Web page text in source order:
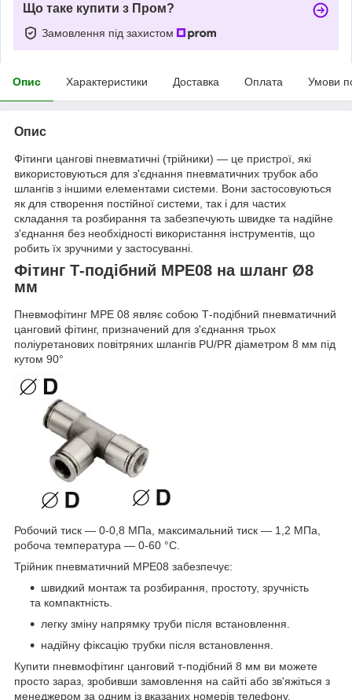
Що таке купити з Пром?
Замовлення під захистом
Опис Характеристики Доставка Оплата Умови
Опис
Фітинги цангові пневматичні (трійники) — це пристрої, які
використовуються для з'єднання пневматичних трубок або
шлангів з іншими елементами системи. Вони застосовуються
як для створення постійної системи, так і для частих
складання та розбирання та забезпечують швидке та надійне
з'єднання без необхідності використання інструментів, що
робить їх зручними у застосуванні.
Фітинг Т-подібний МРЕ08 на шланг Ø8
мм
Пневмофітинг МРЕ 08 являє собою Т-подібний пневматичний
цанговий фітинг, призначений для з'єднання трьох
поліуретанових повітряних шлангів PU/PR діаметром 8 мм під
кутом 90°
Робочий тиск — 0-0,8 МПа, максимальний тиск — 1,2 МПа,
робоча температура — 0-60 °C.
Трійник пневматичний MPE08 забезпечує:
швидкий монтаж та розбирання, простоту, зручність
та компактність.
легку зміну напрямку труби після встановлення.
надійну фіксацію трубки після встановлення.
Купити пневмофітинг цанговий т-подібний 8 мм ви можете
просто зараз, зробивши замовлення на сайті або зв'яжіться з
менеджером за одним із вказаних номерів телефону.